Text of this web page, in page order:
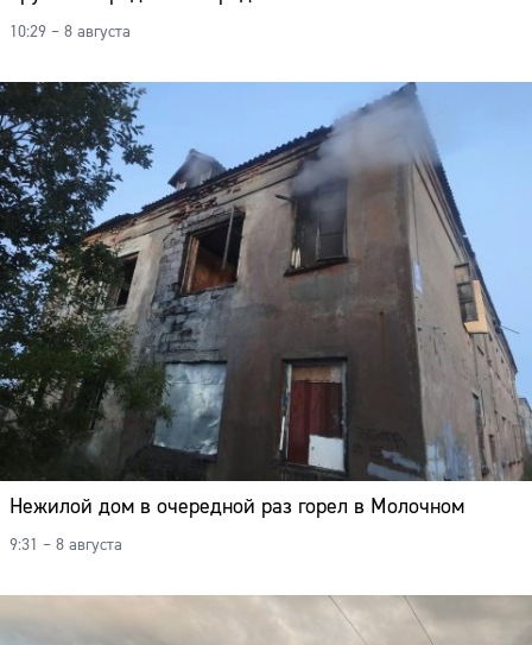
10:29 – 8 августа
Нежилой дом в очередной раз горел в Молочном
9:31 – 8 августа